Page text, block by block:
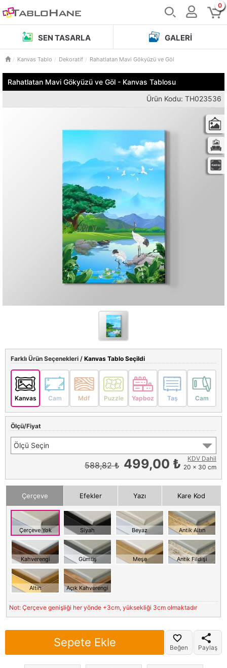
0
SEN TASARLA GALERI
Kanvas Tablo Dekoratif Rahatlatan Mavi Gökyüzü ve Göl
Rahatlatan Mavi Gökyüzü ve Göl - Kanvas Tablosu
Ürün Kodu: TH023536
Farklı Ürün Seçenekleri / Kanvas Tablo Seçildi
Kanvas Cam Mdf Puzzle Yapboz Taş Cam
Ölçü/Fiyat
Ölçü Seçin
588,82 ₺ 499,00 ₺
KDV Dahil
20 x 30 cm
Çerçeve Efekler Yazı Kare Kod
Çerçeve Yok Siyah Beyaz Antik Altın
Kahverengi Gümüş Meşe Antik Fildişi
Altın Açık Kahverengi
Not: Çerçeve genişliği her yönde +3cm, yüksekliği 3cm olmaktadır
Sepete Ekle Beğen Paylaş